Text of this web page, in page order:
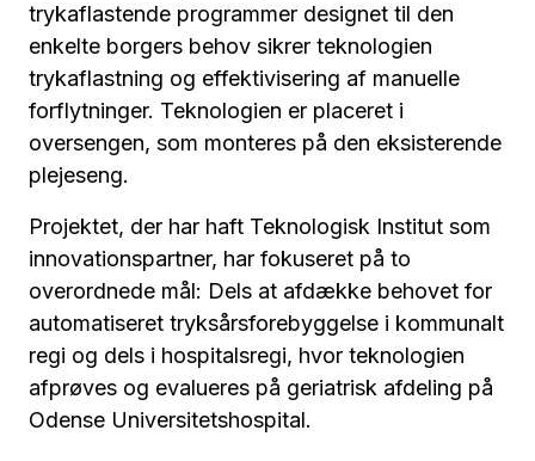
trykaflastende programmer designet til den
enkelte borgers behov sikrer teknologien
trykaflastning og effektivisering af manuelle
forflytninger. Teknologien er placeret i
oversengen, som monteres på den eksisterende
plejeseng.
Projektet, der har haft Teknologisk Institut som
innovationspartner, har fokuseret på to
overordnede mål: Dels at afdække behovet for
automatiseret tryksårsforebyggelse i kommunalt
regi og dels i hospitalsregi, hvor teknologien
afprøves og evalueres på geriatrisk afdeling på
Odense Universitetshospital.